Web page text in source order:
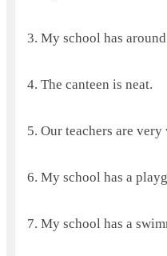
3. My school has
4. The canteen is neat.
5. Our teachers are
6. My school has a
7. My school has a